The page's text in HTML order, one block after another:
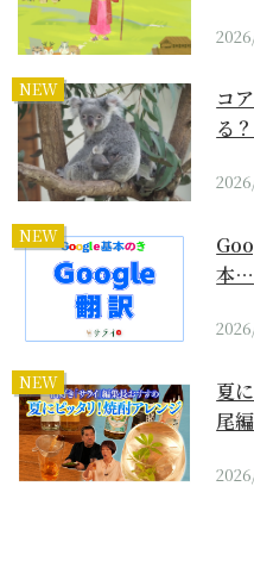
NEW
コ
る
NEW
本…
NEW
夏
尾